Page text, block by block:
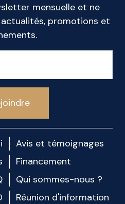
mensuelle et ne
promotions et
Avis et témoignages
Financement
Qui sommes-nous ?
Réunion d'information